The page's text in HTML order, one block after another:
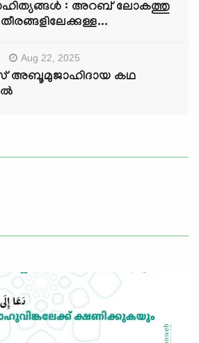
: അറബ് ലോകത്തു
Aug 22, 2025
അബൂമുജാഹിദായ കഥ